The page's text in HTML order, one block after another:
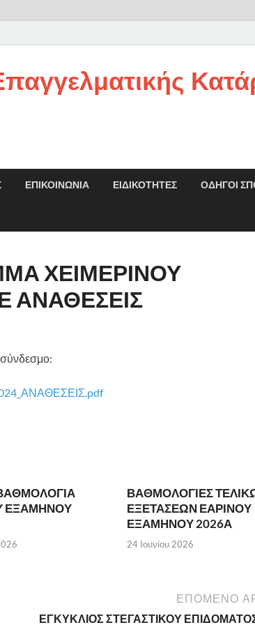
ΕΠΙΚΟΙΝΩΝΊΑ ΕΙΔΙΚΌΤΗΤΕΣ ΟΔΗΓΟΙ
ΧΕΙΜΕΡΙΝΟΥ
ΑΝΑΘΕΣΕΙΣ
ΕΞΑΜΗΝΟΥ
ΒΑΘΜΟΛΟΓΙΕΣ
ΕΞΕΤΑΣΕΩΝ ΕΑΡΙΝΟΥ
ΕΞΑΜΗΝΟΥ 2026Α
24 Ιουνίου 2026
ΕΠΌΜΕΝΟ
ΕΓΚΥΚΛΙΟΣ ΣΤΕΓΑΣΤΙΚΟΥ